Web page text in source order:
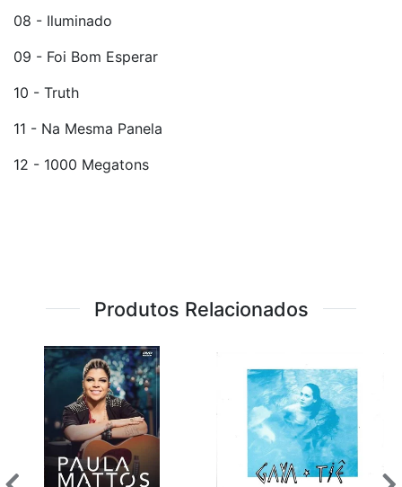
08 - Iluminado
09 - Foi Bom Esperar
10 - Truth
11 - Na Mesma Panela
12 - 1000 Megatons
Produtos Relacionados